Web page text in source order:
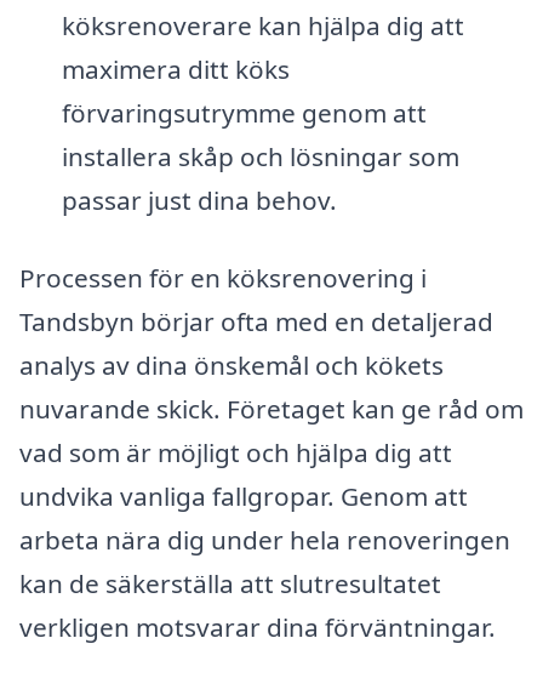
köksrenoverare kan hjälpa dig att
maximera ditt köks
förvaringsutrymme genom att
installera skåp och lösningar som
passar just dina behov.
Processen för en köksrenovering i
Tandsbyn börjar ofta med en detaljerad
analys av dina önskemål och kökets
nuvarande skick. Företaget kan ge råd om
vad som är möjligt och hjälpa dig att
undvika vanliga fallgropar. Genom att
arbeta nära dig under hela renoveringen
kan de säkerställa att slutresultatet
verkligen motsvarar dina förväntningar.